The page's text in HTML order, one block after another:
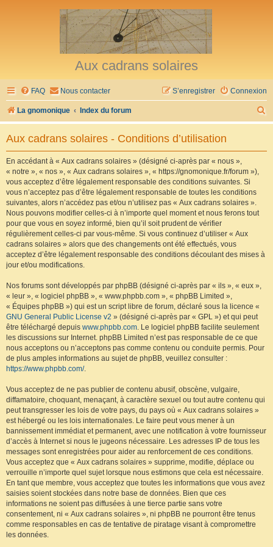
Aux cadrans solaires
FAQ Nous contacter Connexion
S’enregistrer
La gnomonique Index du forum
e
Aux cadrans solaires - Conditions d’utilisation
En accédant à « Aux cadrans solaires » (désigné ci-après par « nous »,
« notre », « nos », « Aux cadrans solaires », « https://gnomonique.fr/forum »),
vous acceptez d’être légalement responsable des conditions suivantes. Si
vous n’acceptez pas d’être légalement responsable de toutes les conditions
suivantes, alors n’accédez pas et/ou n’utilisez pas « Aux cadrans solaires ».
Nous pouvons modifier celles-ci à n’importe quel moment et nous ferons tout
pour que vous en soyez informé, bien qu’il soit prudent de vérifier
régulièrement celles-ci par vous-même. Si vous continuez d’utiliser « Aux
cadrans solaires » alors que des changements ont été effectués, vous
acceptez d’être légalement responsable des conditions découlant des mises à
jour et/ou modifications.
Nos forums sont développés par phpBB (désigné ci-après par « ils », « eux »,
« leur », « logiciel phpBB », « www.phpbb.com », « phpBB Limited »,
« Équipes phpBB ») qui est un script libre de forum, déclaré sous la licence «
GNU General Public License v2 » (désigné ci-après par « GPL ») et qui peut
être téléchargé depuis www.phpbb.com. Le logiciel phpBB facilite seulement
les discussions sur Internet. phpBB Limited n’est pas responsable de ce que
nous acceptons ou n’acceptons pas comme contenu ou conduite permis. Pour
de plus amples informations au sujet de phpBB, veuillez consulter :
https://www.phpbb.com/.
Vous acceptez de ne pas publier de contenu abusif, obscène, vulgaire,
diffamatoire, choquant, menaçant, à caractère sexuel ou tout autre contenu qui
peut transgresser les lois de votre pays, du pays où « Aux cadrans solaires »
est hébergé ou les lois internationales. Le faire peut vous mener à un
bannissement immédiat et permanent, avec une notification à votre fournisseur
d’accès à Internet si nous le jugeons nécessaire. Les adresses IP de tous les
messages sont enregistrées pour aider au renforcement de ces conditions.
Vous acceptez que « Aux cadrans solaires » supprime, modifie, déplace ou
verrouille n’importe quel sujet lorsque nous estimons que cela est nécessaire.
En tant que membre, vous acceptez que toutes les informations que vous avez
saisies soient stockées dans notre base de données. Bien que ces
informations ne soient pas diffusées à une tierce partie sans votre
consentement, ni « Aux cadrans solaires », ni phpBB ne pourront être tenus
comme responsables en cas de tentative de piratage visant à compromettre
les données.